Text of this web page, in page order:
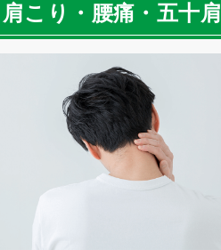
肩こり・腰痛・五十肩